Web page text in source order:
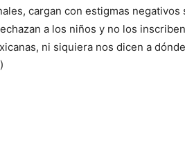
cargan con estigmas
a los niños y no los
ni siquiera nos dicen a